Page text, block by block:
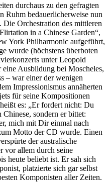
durchaus zu den gefragten
Ruhm bedauerlicherweise nun
Die Orchestration des mittleren
in a Chinese Garden“,
York Philharmonic aufgeführt,
wurde (höchstens überboten
unter Leopold
Ausbildung bei Moscheles,
– war einer der wenigen
Impressionismus annäherten
für seine Kompositionen
es: „Er fordert nicht: Du
sondern er bittet:
mich mit Dir einmal nach
Motto der CD wurde. Einen
der australische
vor allem durch seine
heute beliebt ist. Er sah sich
platzierte sich gar selbst
Komponisten aller Zeiten.